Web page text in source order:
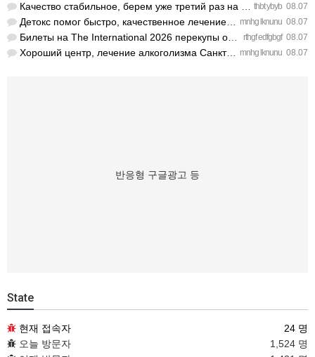
thbt ybyb 08.07
Качество стабильное, берем уже третий раз на планерки. https…
mnhg lknunu 08.07
Детокс помог быстро, качественное лечение алкоголизма Санкт-…
rthgf edfgbgf 08.07
Билеты на The International 2026 перекупы опять сметут за се…
mnhg lknunu 08.07
Хороший центр, лечение алкоголизма Санкт-Петербург проводят …
반응형 구글광고 등
State
현재 접속자
24 명
오늘 방문자
1,524 명